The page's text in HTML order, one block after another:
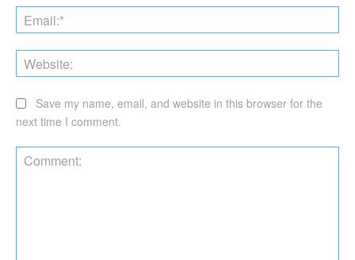
Save my name, email, and website in this browser for the
next time I comment.